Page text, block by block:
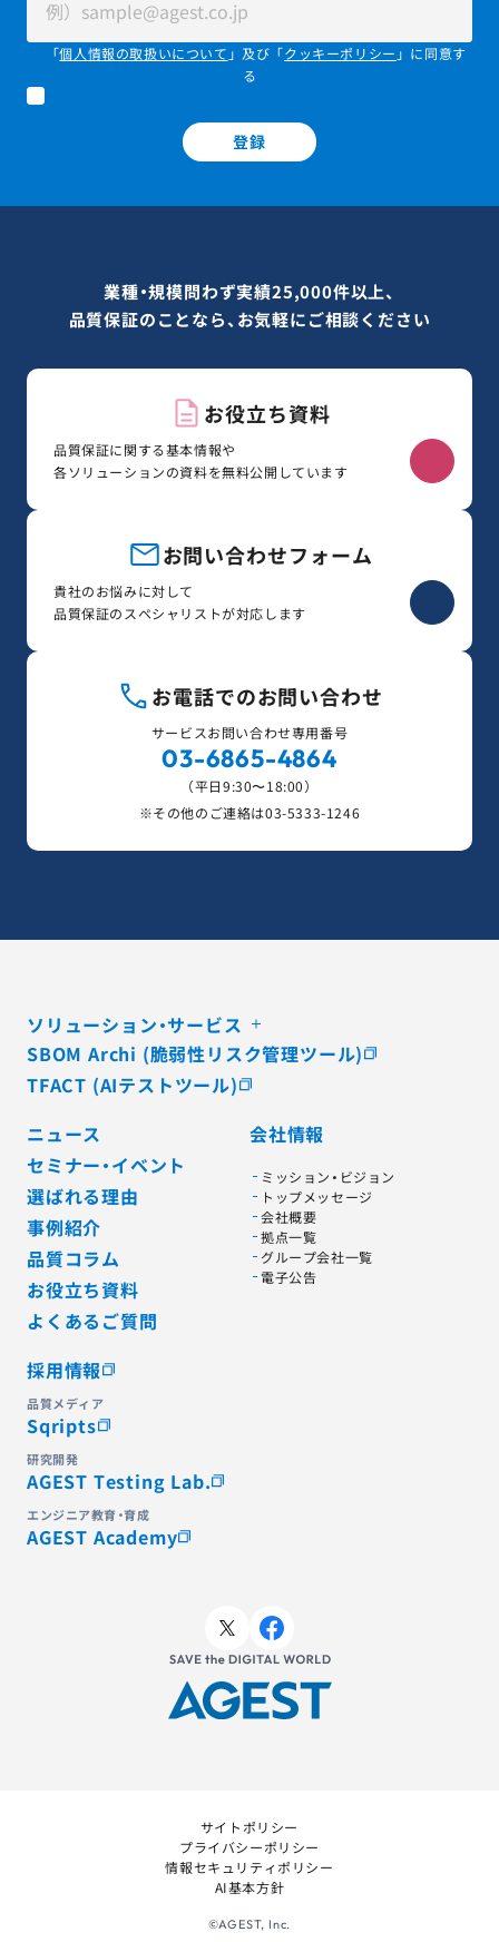
「個人情報の取扱いについて 」及び「クッキーポリシー 」に同意す
る
登録
業種・規模問わず実績25,000件以上、
品質保証のことなら、お気軽にご相談ください
お役立ち資料
品質保証に関する基本情報や
各ソリューションの資料を無料公開しています
お問い合わせフォーム
貴社のお悩みに対して
品質保証のスペシャリストが対応します
お電話でのお問い合わせ
サービスお問い合わせ専用番号
03-6865-4864
（平日9:30〜18:00）
※その他のご連絡は03-5333-1246
ソリューション・サービス
SBOM Archi (脆弱性リスク管理ツール)
TFACT (AIテストツール)
ニュース
セミナー・イベント
選ばれる理由
事例紹介
品質コラム
お役立ち資料
よくあるご質問
会社情報
ミッション・ビジョン
トップメッセージ
会社概要
拠点一覧
グループ会社一覧
電子公告
採用情報
品質メディア
Sqripts
研究開発
AGEST Testing Lab.
エンジニア教育・育成
AGEST Academy
サイトポリシー
プライバシーポリシー
情報セキュリティポリシー
AI基本方針
©AGEST, Inc.